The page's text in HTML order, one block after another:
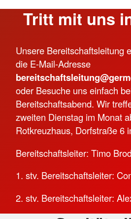
Tritt mit uns
Unsere Bereitschaftsleitung
die E-Mail-Adresse
oder Besuche uns einfach
Bereitschaftsabend. Wir
zweiten Dienstag im Monat
Rotkreuzhaus, Dorfstraße 6
Bereitschaftsleiter: Timo
1. stv. Bereitschaftsleiter:
2. stv. Bereitschaftsleiter: